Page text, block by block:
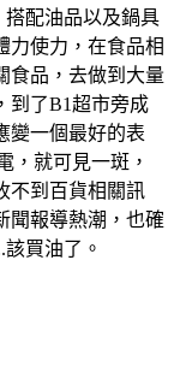
配油品以及鍋具
力使力，在食品相
食品，去做到大量
到了B1超市旁成
變一個最好的表
，就可見一斑，
不到百貨相關訊
聞報導熱潮，也確
該買油了。